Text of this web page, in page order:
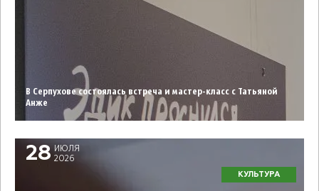
В Серпухове состоялась встреча и мастер-класс с Татьяной
Анже
28 ИЮЛЯ
2026
КУЛЬТУРА